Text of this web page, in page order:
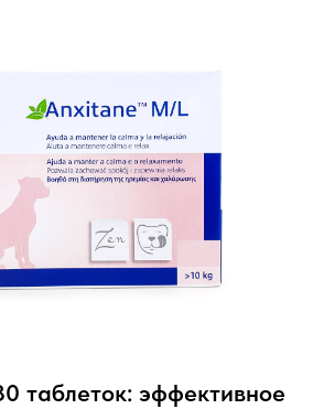
таблеток: эффективное